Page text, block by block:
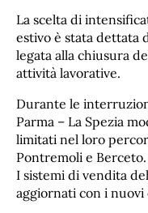
La scelta di
estivo è stata dettata
legata alla chiusura
attività lavorative.
Durante le
Parma – La Spezia
limitati nel loro
Pontremoli e Berceto.
I sistemi di vendita
aggiornati con i nuovi